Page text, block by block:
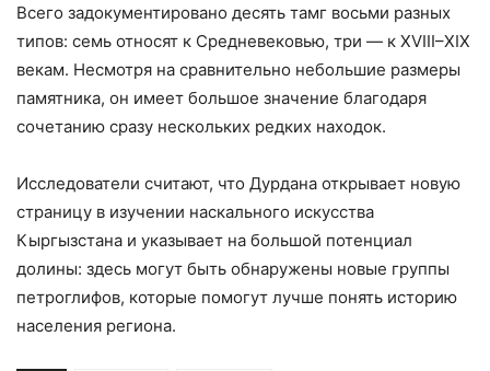
Всего задокументировано десять тамг восьми разных
типов: семь относят к Средневековью, три — к XVIII–XIX
векам. Несмотря на сравнительно небольшие размеры
памятника, он имеет большое значение благодаря
сочетанию сразу нескольких редких находок.
Исследователи считают, что Дурдана открывает новую
страницу в изучении наскального искусства
Кыргызстана и указывает на большой потенциал
долины: здесь могут быть обнаружены новые группы
петроглифов, которые помогут лучше понять историю
населения региона.